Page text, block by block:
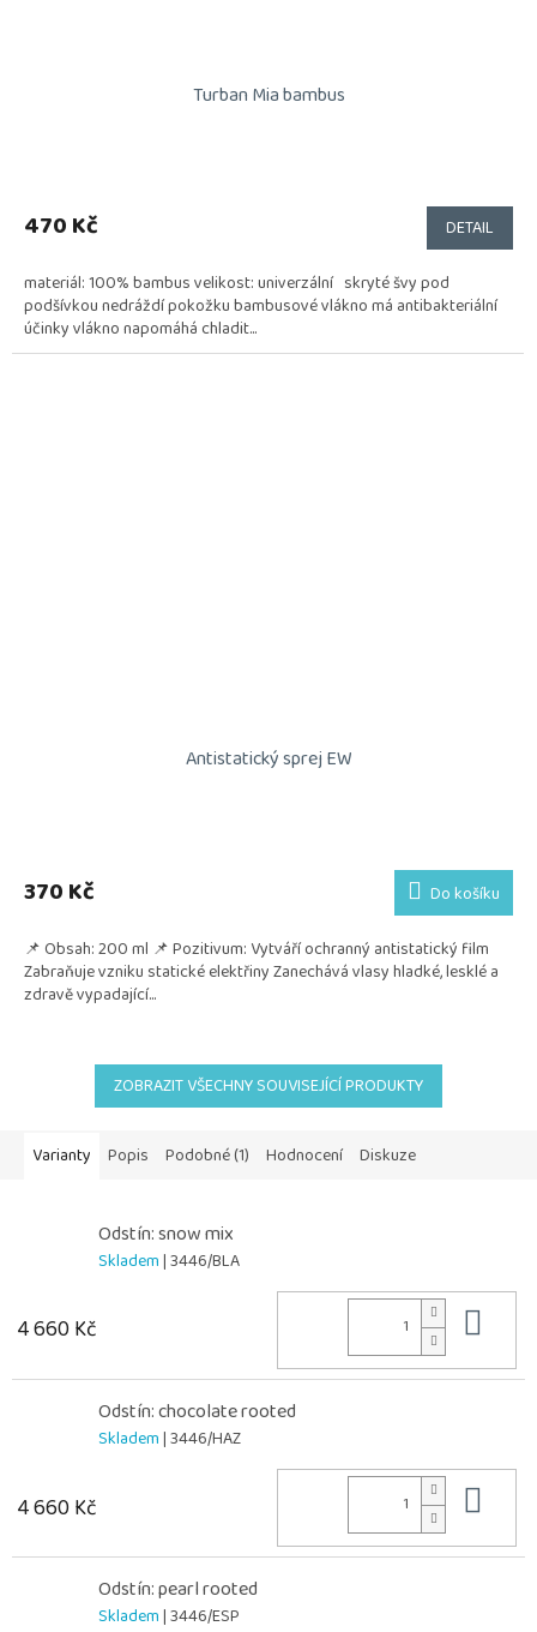
Turban Mia bambus
470 Kč DETAIL
materiál: 100% bambus velikost: univerzální skryté švy pod
podšívkou nedráždí pokožku bambusové vlákno má antibakteriální
účinky vlákno napomáhá chladit...
Antistatický sprej EW
370 Kč Do košíku
📌 Obsah: 200 ml 📌 Pozitivum: Vytváří ochranný antistatický film
Zabraňuje vzniku statické elektřiny Zanechává vlasy hladké, lesklé a
zdravě vypadající...
ZOBRAZIT VŠECHNY SOUVISEJÍCÍ PRODUKTY
Varianty Popis Podobné (1) Hodnocení Diskuze
Odstín: snow mix
Skladem| 3446/BLA
4 660 Kč
Odstín: chocolate rooted
Skladem| 3446/HAZ
4 660 Kč
Odstín: pearl rooted
Skladem| 3446/ESP